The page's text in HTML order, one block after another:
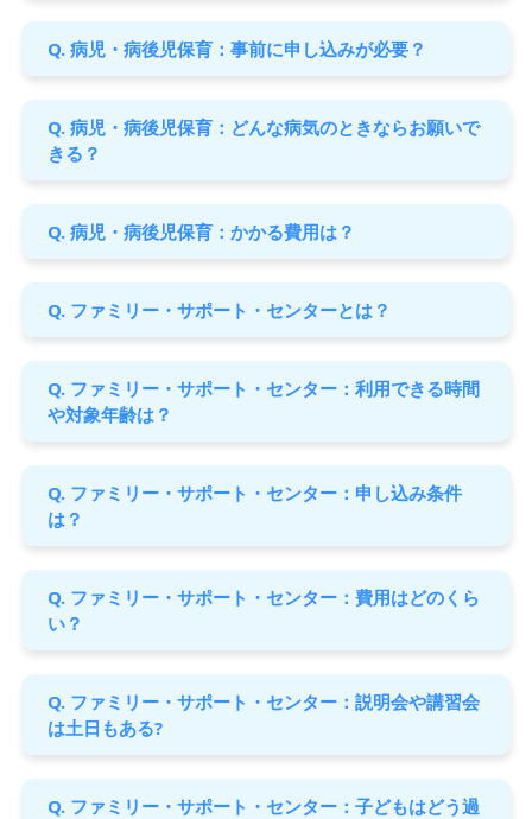
Q. 病児・病後児保育：事前に申し込みが必要？
Q. 病児・病後児保育：どんな病気のときならお願いで
きる？
Q. 病児・病後児保育：かかる費用は？
Q. ファミリー・サポート・センターとは？
Q. ファミリー・サポート・センター：利用できる時間
や対象年齢は？
Q. ファミリー・サポート・センター：申し込み条件
は？
Q. ファミリー・サポート・センター：費用はどのくら
い？
Q. ファミリー・サポート・センター：説明会や講習会
は土日もある?
Q. ファミリー・サポート・センター：子どもはどう過